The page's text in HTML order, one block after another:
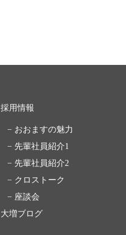
採用情報
− おおますの魅力
− 先輩社員紹介1
− 先輩社員紹介2
− クロストーク
− 座談会
大増ブログ